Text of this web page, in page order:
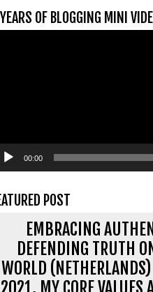
OF BLOGGING MINI
00:00
POST
EMBRACING
DEFENDING TRUTH
WORLD
2021, MY CORE VALUES